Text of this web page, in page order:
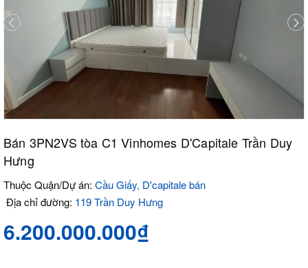
Bán 3PN2VS tòa C1 Vinhomes D'Capitale Trần Duy
Hưng
Thuộc Quận/Dự án: Cầu Giấy, D'capitale bán
Địa chỉ đường: 119 Trần Duy Hưng
6.200.000.000₫